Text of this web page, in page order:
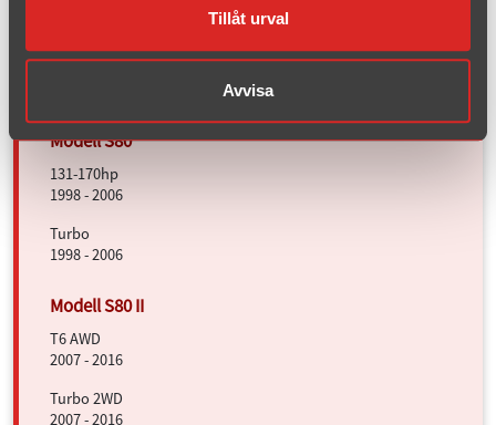
Tillåt urval
Avvisa
Diesel
131-170hp
1998 - 2006
Turbo
1998 - 2006
T6 AWD
2007 - 2016
Turbo 2WD
2007 - 2016